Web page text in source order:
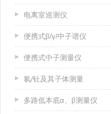
电离室巡测仪
便携式β/γ/中子谱仪
便携式中子测量仪
氡/钍及其子体测量
多路低本底α、β测量仪